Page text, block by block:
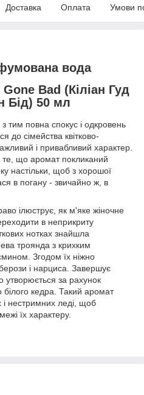
Доставка Оплата Умови
вода
Bad (Кіліан Гуд
Бід) 50 мл
тим повна спокус і одкровень
до сімейства квітково-
і привабливий характер.
що аромат покликаний
настільки, щоб з хорошої
в погану - звичайно ж, в
ілюструє, як м'яке жіночне
в неприкриту
нотках знайшла
троянда з крихким
Згодом їх ніжно
і нарциса. Завершує
за рахунок
білого кедра. Такий аромат
і нестримних леді, щоб
їх характеру.